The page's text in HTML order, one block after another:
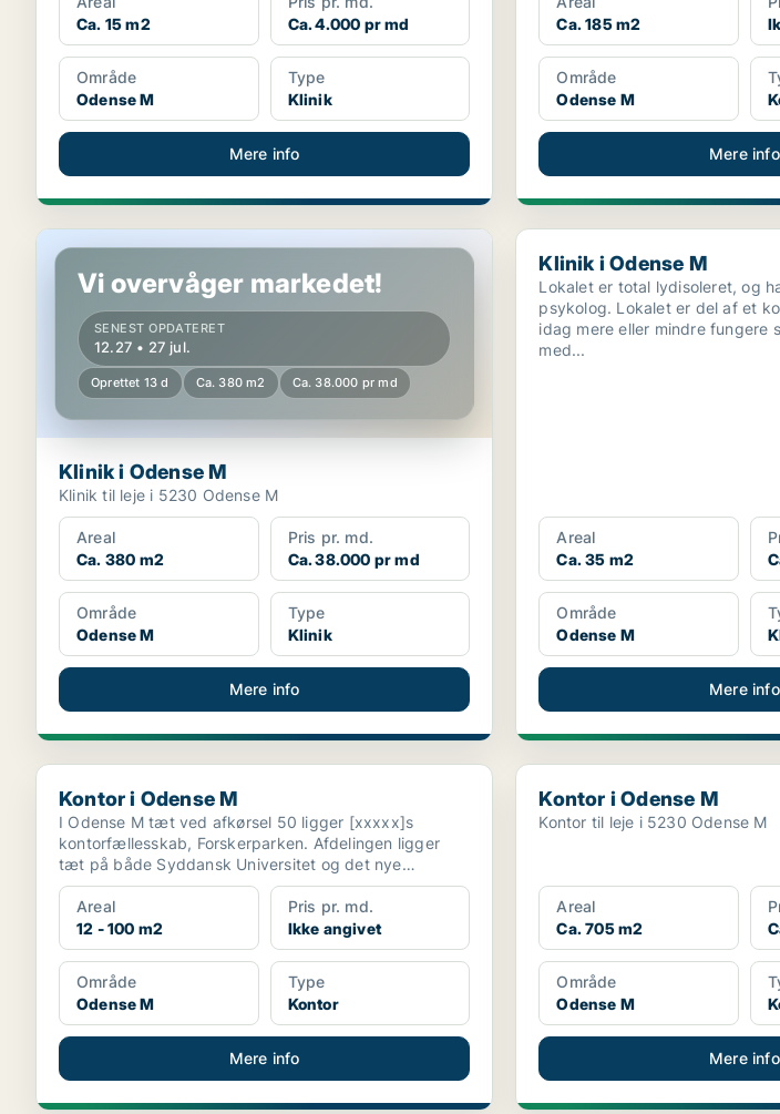
Ca. 15 m2
Ca. 4.000 pr md
Område
Odense M
Type
Klinik
Mere info
Ca. 185 m2
Område
Odense M
Mere info
Klinik i Odense M
Vi overvåger markedet!
SENEST OPDATERET
12.27 • 27 jul.
Oprettet 13 d Ca. 380 m2 Ca. 38.000 pr md
Klinik i Odense M
Klinik til leje i 5230 Odense M
Areal
Ca. 380 m2
Pris pr. md.
Ca. 38.000 pr md
Område
Odense M
Type
Klinik
Mere info
Klinik i Odense M
Klinik i Odense M
Lokalet er total lydisoleret, og
psykolog. Lokalet er del af et kontorfælleskab som
idag mere eller mindre fungere
med...
Areal
Ca. 35 m2
Område
Odense M
Mere info
Kontor i Odense M
Kontor i Odense M
I Odense M tæt ved afkørsel 50 ligger [xxxxx]s
kontorfællesskab, Forskerparken. Afdelingen ligger
tæt på både Syddansk Universitet og det nye
supersygehus og...
Areal
12 - 100 m2
Pris pr. md.
Ikke angivet
Område
Odense M
Type
Kontor
Mere info
Kontor i Odense M
Kontor i Odense M
Kontor til leje i 5230 Odense M
Areal
Ca. 705 m2
Område
Odense M
Mere info